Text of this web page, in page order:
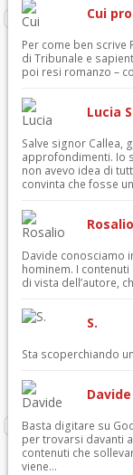
Cui
Per come ben scrive
di Tribunale e
poi resi romanzo –
Lucia
Salve signor Callea,
approfondimenti. Io
non avevo idea di
convinta che fosse
Rosalio
Davide conosciamo
hominem. I
di vista dell’autore,
S.
Sta scoperchiando
Davide
Basta digitare su
per trovarsi davanti
contenuti che
viene...